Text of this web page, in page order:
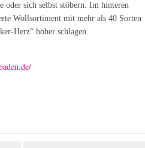
oder sich selbst stöbern. Im hinteren
Wollsortiment mit mehr als 40 Sorten
Herz“ höher schlagen.